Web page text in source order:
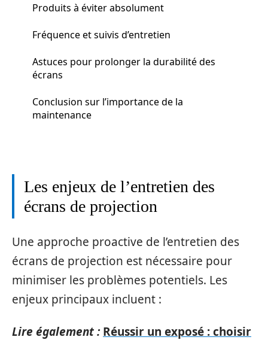
Produits à éviter absolument
Fréquence et suivis d’entretien
Astuces pour prolonger la durabilité des
écrans
Conclusion sur l’importance de la
maintenance
Les enjeux de l’entretien des
écrans de projection
Une approche proactive de l’entretien des
écrans de projection est nécessaire pour
minimiser les problèmes potentiels. Les
enjeux principaux incluent :
Lire également : Réussir un exposé : choisir